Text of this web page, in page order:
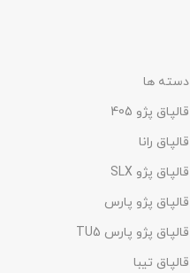
دسته ها
قالپاق پژو 405
قالپاق رانا
قالپاق پژو SLX
قالپاق پژو پارس
قالپاق پژو پارس TU5
قالپاق تیبا